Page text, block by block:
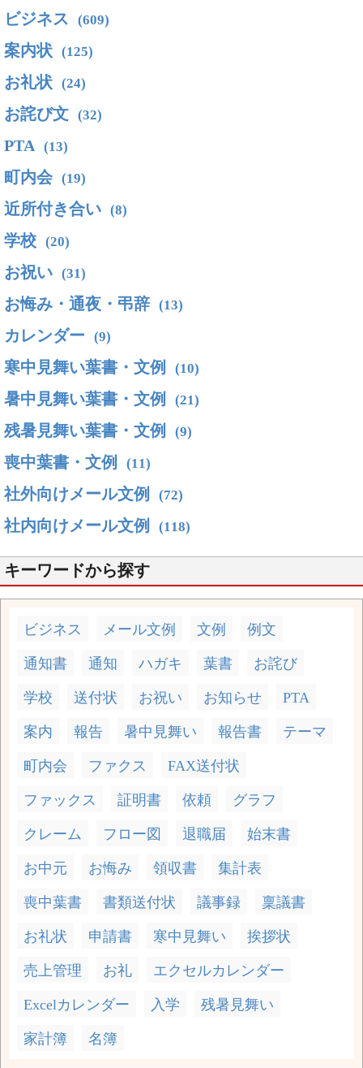
ビジネス (609)
案内状 (125)
お礼状 (24)
お詫び文 (32)
PTA (13)
町内会 (19)
近所付き合い (8)
学校 (20)
お祝い (31)
お悔み・通夜・弔辞 (13)
カレンダー (9)
寒中見舞い葉書・文例 (10)
暑中見舞い葉書・文例 (21)
残暑見舞い葉書・文例 (9)
喪中葉書・文例 (11)
社外向けメール文例 (72)
社内向けメール文例 (118)
キーワードから探す
ビジネス メール文例 文例 例文
通知書 通知 ハガキ 葉書 お詫び
学校 送付状 お祝い お知らせ PTA
案内 報告 暑中見舞い 報告書 テーマ
町内会 ファクス FAX送付状
ファックス 証明書 依頼 グラフ
クレーム フロー図 退職届 始末書
お中元 お悔み 領収書 集計表
喪中葉書 書類送付状 議事録 稟議書
お礼状 申請書 寒中見舞い 挨拶状
売上管理 お礼 エクセルカレンダー
Excelカレンダー 入学 残暑見舞い
家計簿 名簿